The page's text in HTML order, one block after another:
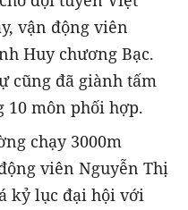
vận động viên
Huy chương Bạc.
cũng đã giành tấm
10 môn phối hợp.
chạy 3000m
viên Nguyễn Thị
kỷ lục đại hội với